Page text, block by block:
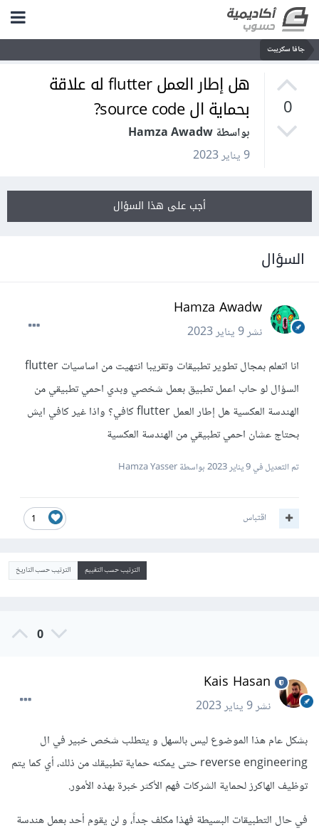
جافا سكريبت
0
هل إطار العمل flutter له علاقة
بحماية ال source code?
بواسطة Hamza Awadw
9 يناير 2023
أجب على هذا السؤال
السؤال
Hamza Awadw
نشر9 يناير 2023
انا اتعلم بمجال تطوير تطبيقات وتقريبا انتهيت من اساسيات flutter
السؤال لو حاب اعمل تطبيق بعمل شخصي وبدي احمي تطبيقي من
الهندسة العكسية هل إطار العمل flutter كافي؟ واذا غير كافي ايش
بحتاج عشان احمي تطبيقي من الهندسة العكسية
تم التعديل في9 يناير 2023 بواسطة Hamza Yasser
1 اقتباس
الترتيب حسب التقييم الترتيب حسب التاريخ
0
Kais Hasan
نشر9 يناير 2023
بشكل عام هذا الموضوع ليس بالسهل و يتطلب شخص خبير في ال
reverse engineering حتى يمكنه حماية تطبيقك من ذلك، أي كما يتم
توظيف الهاكرز لحماية الشركات فهم الأكثر خبرة بهذه الأمور.
في حال التطبيقات البسيطة فهذا مكلف جداً، و لن يقوم أحد بعمل هندسة